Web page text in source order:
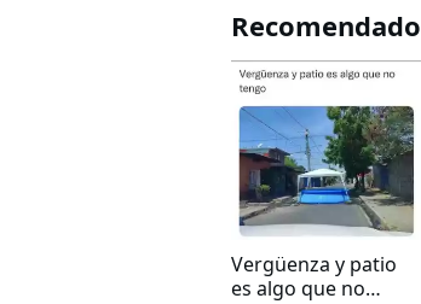
Recomendado
Vergüenza y patio
es algo que no